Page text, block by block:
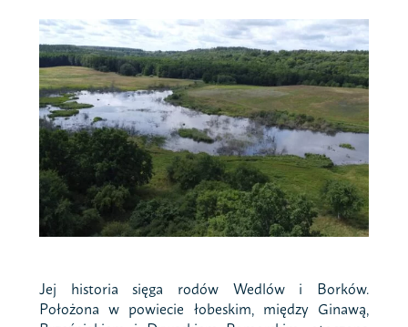
Jej historia sięga rodów Wedlów i Borków.
Położona w powiecie łobeskim, między Ginawą,